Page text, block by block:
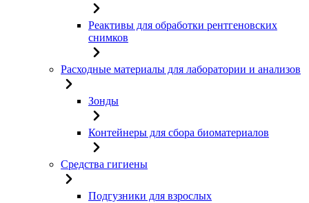
Реактивы для обработки рентгеновских
снимков
Расходные материалы для лаборатории и анализов
Зонды
Контейнеры для сбора биоматериалов
Средства гигиены
Подгузники для взрослых